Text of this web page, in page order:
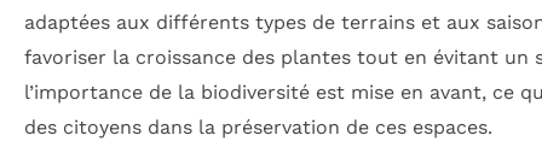
adaptées aux différents types de terrains et aux
favoriser la croissance des plantes tout en évitant un
l’importance de la biodiversité est mise en avant, ce
des citoyens dans la préservation de ces espaces.